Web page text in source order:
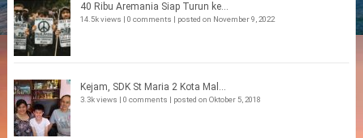
40 Ribu Aremania Siap Turun ke...
14.5k views | 0 comments | posted on November 9, 2022
Kejam, SDK St Maria 2 Kota Mal...
3.3k views | 0 comments | posted on Oktober 5, 2018